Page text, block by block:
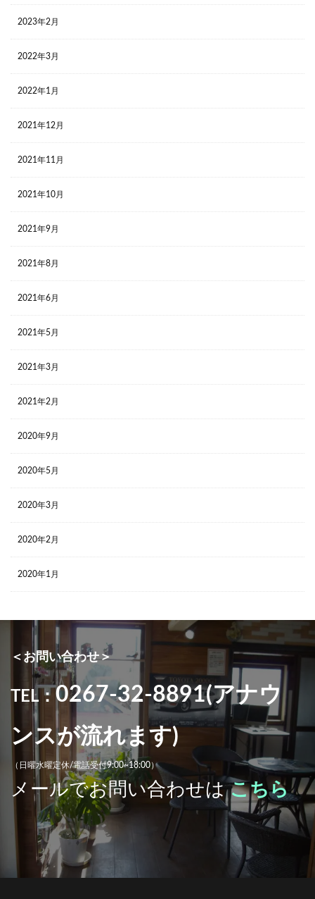
2023年2月
2022年3月
2022年1月
2021年12月
2021年11月
2021年10月
2021年9月
2021年8月
2021年6月
2021年5月
2021年3月
2021年2月
2020年9月
2020年5月
2020年3月
2020年2月
2020年1月
＜お問い合わせ＞
TEL： 0267-32-8891(アナウ
ンスが流れます)
（日曜水曜定休/電話受付9:00~18:00）
メールでお問い合わせはこちら